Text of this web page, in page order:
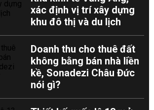
xác định vị trí xây dựng
khu đô thị và du lịch
Doanh thu cho thuê đất
không bằng bán nhà liền
kề, Sonadezi Châu Đức
nói gì?